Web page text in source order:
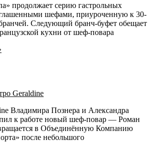
продолжает серию гастрольных
шефами, приуроченную к 30-
Следующий бранч-буфет обещает
кухни от шеф-повара
Geraldine
Владимира Познера и Александра
к работе новый шеф-повар — Роман
в Объединённую Компанию
после небольшого